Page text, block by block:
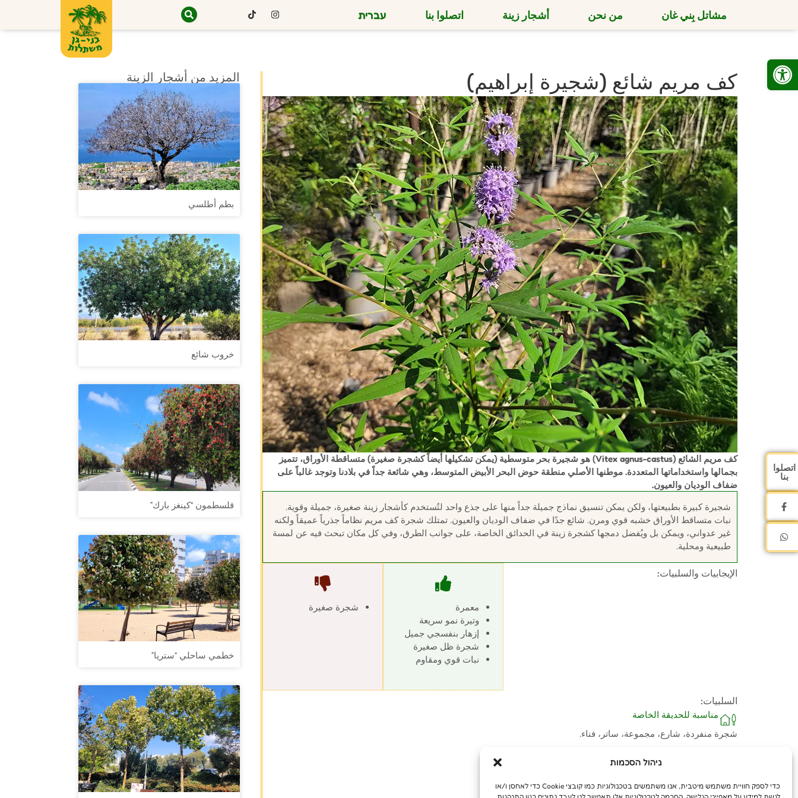
Open toolbar
ניהול הסכמות
כדי לספק חוויית משתמש מיטבית, אנו משתמשים בטכנולוגיות כמו קובצי Cookie כדי לאחסן ו/או
مشاتل بِني غان من نحن أشجار زينة اتصلوا بنا עברית
كف مريم شائع (شجيرة إبراهيم)
كف مريم الشائع (Vitex agnus-castus) هو شجيرة بحر متوسطية (يمكن تشكيلها أيضاً كشجرة صغيرة) متساقطة الأوراق، تتميز
بجمالها واستخداماتها المتعددة. موطنها الأصلي منطقة حوض البحر الأبيض المتوسط، وهي شائعة جداً في بلادنا وتوجد غالباً على
ضفاف الوديان والعيون.
شجيرة كبيرة بطبيعتها، ولكن يمكن تنسيق نماذج جميلة جداً منها على جذع واحد لتُستخدم كأشجار زينة صغيرة، جميلة وقوية.
نبات متساقط الأوراق خشبه قوي ومرن. شائع جدًا في ضفاف الوديان والعيون. تمتلك شجرة كف مريم نظاماً جذرياً عميقاً ولكنه
غير عدواني، ويمكن بل ويُفضل دمجها كشجرة زينة في الحدائق الخاصة، على جوانب الطرق، وفي كل مكان تبحث فيه عن لمسة
طبيعية ومحلية.
الإيجابيات والسلبيات:
معمرة
وتيرة نمو سريعة
إزهار بنفسجي جميل
شجرة ظل صغيرة
نبات قوي ومقاوم
شجرة صغيرة
السلبيات:
مناسبة للحديقة الخاصة
شجرة منفردة، شارع، مجموعة، ساتر، فناء.
المزيد من أشجار الزينة
بطم أطلسي
خروب شائع
قلسطمون “كينغز بارك”
خطمي ساحلي “ستريا”
اتصلوا
بنا